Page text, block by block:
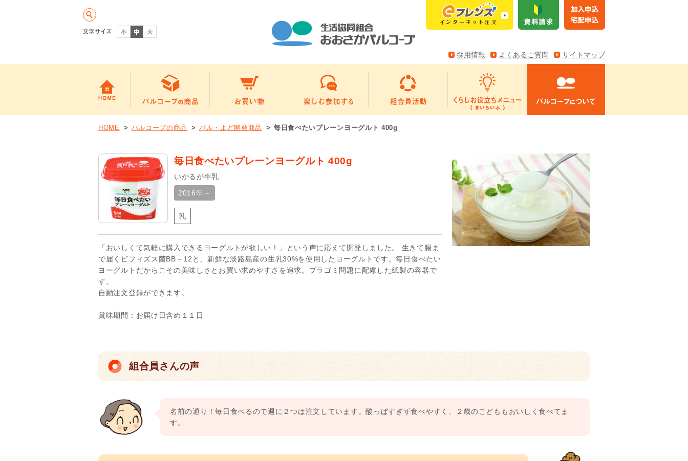
採用情報 よくあるご質問 サイトマップ
HOME パルコープの商品 パル・よど開発商品 毎日食べたいプレーンヨーグルト 400g
毎日食べたいプレーンヨーグルト 400g
いかるが牛乳
2016年～
乳
「おいしくて気軽に購入できるヨーグルトが欲しい！」という声に応えて開発しました。 生きて腸ま
で届くビフィズス菌BB－12と、新鮮な淡路島産の生乳30%を使用したヨーグルトです。毎日食べたい
ヨーグルトだからこその美味しさとお買い求めやすさを追求。プラゴミ問題に配慮した紙製の容器で
す。
自動注文登録ができます。
賞味期間：お届け日含め１１日
組合員さんの声
名前の通り！毎日食べるので週に２つは注文しています。酸っぱすぎず食べやすく、２歳のこどももおいしく食べてま
す。